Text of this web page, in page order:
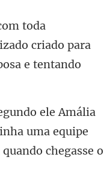
criado para
uma equipe